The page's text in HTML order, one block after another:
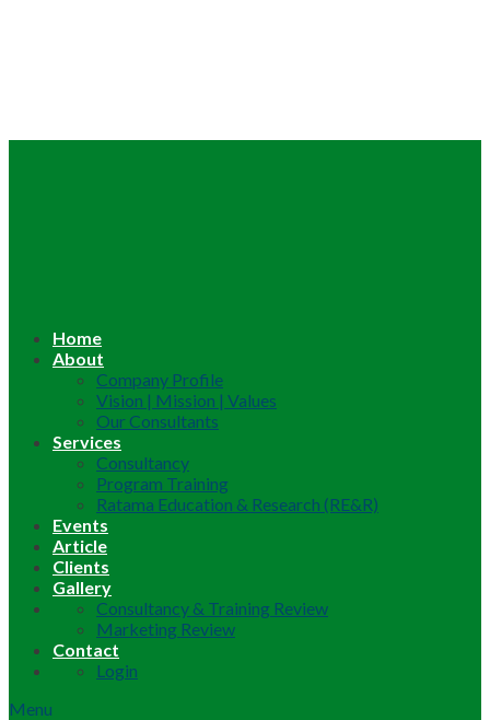
Home
About
Company Profile
Vision | Mission | Values
Our Consultants
Services
Consultancy
Program Training
Ratama Education & Research (RE&R)
Events
Article
Clients
Gallery
Consultancy & Training Review
Marketing Review
Contact
Login
Menu